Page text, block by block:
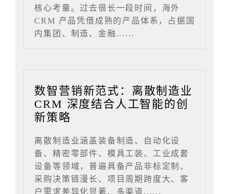
核心考量。过去很长一段时间，海外
CRM 产品凭借成熟的产品体系，占据国
内集团、制造、金融......
数智营销新范式：离散制造业
CRM 深度结合人工智能的创
新策略
离散制造业涵盖装备制造、自动化设
备、精密零部件、模具工装、工业成套
设备等领域，普遍具备产品非标定制、
采购决策链漫长、项目周期跨度大、客
户需求差异化显著、多渠道......